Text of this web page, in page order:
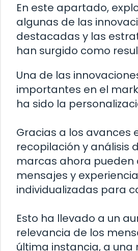
En este apartado,
algunas de las
destacadas y las
han surgido como
Una de las
importantes en el
ha sido la
Gracias a los avances
recopilación y análisis
marcas ahora pueden
mensajes y
individualizadas para
Esto ha llevado a un
relevancia de los
última instancia, a una